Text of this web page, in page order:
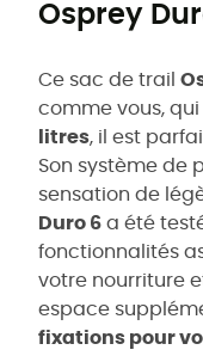
Osprey
Ce sac de trail
comme vous,
litres, il est
Son système de
sensation de
Duro 6 a été
fonctionnalités
votre nourriture
espace
fixations pour